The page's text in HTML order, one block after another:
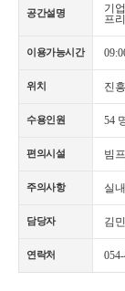
공간설명
기
프
이용가능시간
위치 진
수용인원 54
편의시설 빔
주의사항 실
담당자 김
연락처